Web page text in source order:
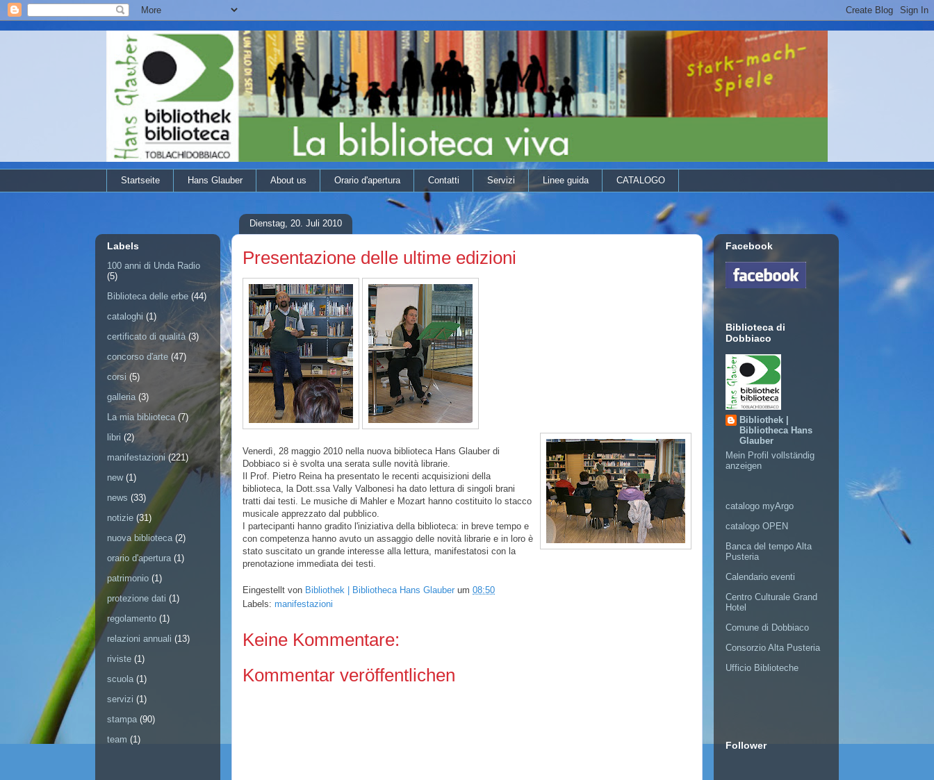
Startseite Hans Glauber About us Orario d'apertura Contatti Servizi Linee guida CATALOGO
Dienstag, 20. Juli 2010
Presentazione delle ultime edizioni
Venerdì, 28 maggio 2010 nella nuova biblioteca Hans Glauber di
Dobbiaco si è svolta una serata sulle novità librarie.
Il Prof. Pietro Reina ha presentato le recenti acquisizioni della
biblioteca, la Dott.ssa Vally Valbonesi ha dato lettura di singoli brani
tratti dai testi. Le musiche di Mahler e Mozart hanno costituito lo stacco
musicale apprezzato dal pubblico.
I partecipanti hanno gradito l'iniziativa della biblioteca: in breve tempo e
con competenza hanno avuto un assaggio delle novità librarie e in loro è
stato suscitato un grande interesse alla lettura, manifestatosi con la
prenotazione immediata dei testi.
Eingestellt von Bibliothek | Bibliotheca Hans Glauber um 08:50
Labels: manifestazioni
Keine Kommentare:
Kommentar veröffentlichen
Labels
100 anni di Unda Radio
(5)
Biblioteca delle erbe (44)
cataloghi (1)
certificato di qualità (3)
concorso d'arte (47)
corsi (5)
galleria (3)
La mia biblioteca (7)
libri (2)
manifestazioni (221)
new (1)
news (33)
notizie (31)
nuova biblioteca (2)
orario d'apertura (1)
patrimonio (1)
protezione dati (1)
regolamento (1)
relazioni annuali (13)
riviste (1)
scuola (1)
servizi (1)
stampa (90)
team (1)
Facebook
Biblioteca di
Dobbiaco
Bibliothek |
Bibliotheca Hans
Glauber
Mein Profil vollständig
anzeigen
catalogo myArgo
catalogo OPEN
Banca del tempo Alta
Pusteria
Calendario eventi
Centro Culturale Grand
Hotel
Comune di Dobbiaco
Consorzio Alta Pusteria
Ufficio Biblioteche
Follower